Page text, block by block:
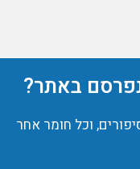
באתר?
וכל חומר אחר